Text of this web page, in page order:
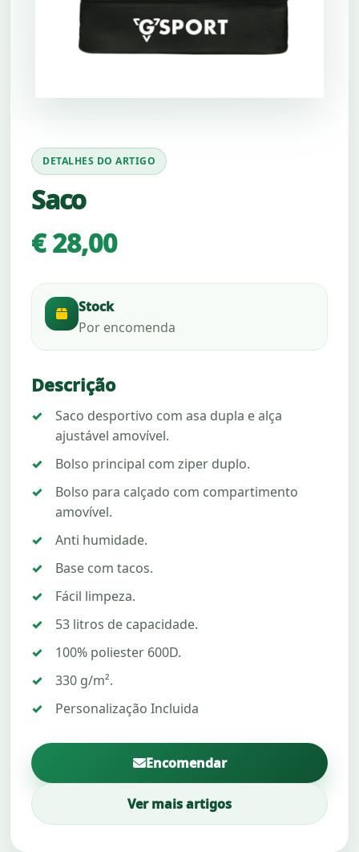
DETALHES DO ARTIGO
Saco
€ 28,00
Stock
Por encomenda
Descrição
Saco desportivo com asa dupla e alça
ajustável amovível.
Bolso principal com ziper duplo.
Bolso para calçado com compartimento
amovível.
Anti humidade.
Base com tacos.
Fácil limpeza.
53 litros de capacidade.
100% poliester 600D.
330 g/m².
Personalização Incluida
Encomendar
Ver mais artigos